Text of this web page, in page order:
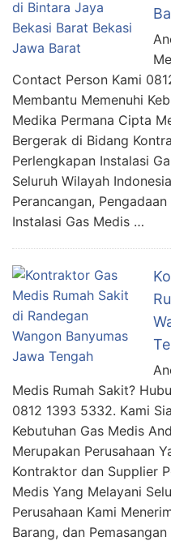
Contact Person Kami
Membantu Memenuhi
Medika Permana Cipta
Bergerak di Bidang
Perlengkapan Instalasi
Seluruh Wilayah
Perancangan,
Instalasi Gas Medis …
Medis Rumah Sakit?
0812 1393 5332. Kami
Kebutuhan Gas Medis
Merupakan Perusahaan
Kontraktor dan Supplier
Medis Yang Melayani
Perusahaan Kami
Barang, dan